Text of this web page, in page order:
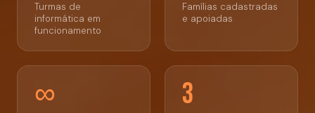
Turmas de
informática em
funcionamento
Famílias cadastradas
e apoiadas
∞ 3